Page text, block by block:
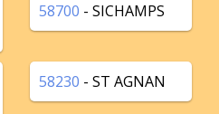
58700 - SICHAMPS
58230 - ST AGNAN